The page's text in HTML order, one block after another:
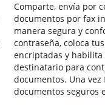
Comparte, envía por
documentos por fax
manera segura y
contraseña, coloca
encriptadas y
destinatario para
documentos. Una
documentos seguros